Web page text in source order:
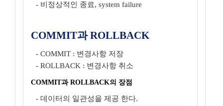
- 비정상적인 종료, system failure
COMMIT과 ROLLBACK
- COMMIT : 변경사항 저장
- ROLLBACK : 변경사항 취소
COMMIT과 ROLLBACK의 장점
- 데이터의 일관성을 제공 한다.